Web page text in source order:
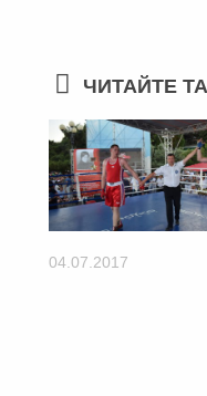
ЧИТАЙТЕ
04.07.2017